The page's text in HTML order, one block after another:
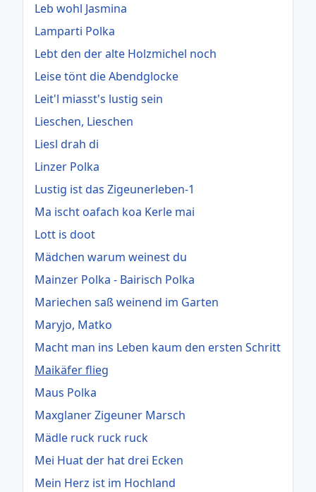
Leb wohl Jasmina
Lamparti Polka
Lebt den der alte Holzmichel noch
Leise tönt die Abendglocke
Leit'l miasst's lustig sein
Lieschen, Lieschen
Liesl drah di
Linzer Polka
Lustig ist das Zigeunerleben-1
Ma ischt oafach koa Kerle mai
Lott is doot
Mädchen warum weinest du
Mainzer Polka - Bairisch Polka
Mariechen saß weinend im Garten
Maryjo, Matko
Macht man ins Leben kaum den ersten Schritt
Maikäfer flieg
Maus Polka
Maxglaner Zigeuner Marsch
Mädle ruck ruck ruck
Mei Huat der hat drei Ecken
Mein Herz ist im Hochland